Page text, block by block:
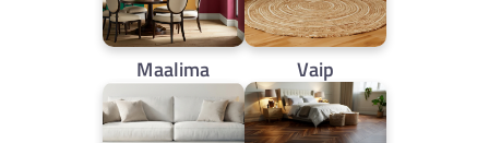
Maalima Vaip